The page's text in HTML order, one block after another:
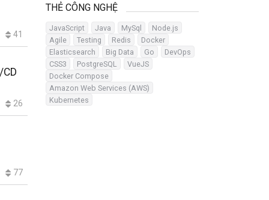
41
26
77
THẺ CÔNG NGHỆ
JavaScript Java MySql
Node.js
Agile
Testing Redis
Docker
Elasticsearch
Big Data Go
DevOps
CSS3
PostgreSQL
VueJS
Docker Compose
Amazon Web Services (AWS)
Kubernetes